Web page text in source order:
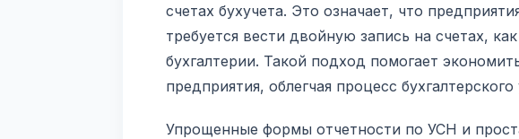
счетах бухучета. Это означает, что
требуется вести двойную запись на счетах,
бухгалтерии. Такой подход помогает
предприятия, облегчая процесс бухгалтерского
Упрощенные формы отчетности по УСН и